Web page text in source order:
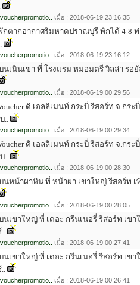
voucherpromotio.. เมื่อ : 2018-06-19 23:16:35
กตากอากาศริมหาดปราณบุรี พักได้ 4-8
voucherpromotio.. เมื่อ : 2018-06-19 23:16:12
เนินเขา ที่ โรงแรม หม่อมตรี วิลล่า รอ
voucherpromotio.. เมื่อ : 2018-06-19 00:29:56
ดิ เอลลิเมนท์ กระบี่ รีสอร์ท จ.กระ
..
voucherpromotio.. เมื่อ : 2018-06-19 00:29:34
ดิ เอลลิเมนท์ กระบี่ รีสอร์ท จ.กระ
..
voucherpromotio.. เมื่อ : 2018-06-19 00:28:30
นหน้าผาหิน ที่ หน้าผา เขาใหญ่ รีสอร์ท เ
voucherpromotio.. เมื่อ : 2018-06-19 00:28:05
เขาใหญ่ ที่ เดอะ กรีนเนอรี่ รีสอร์ท เขา
voucherpromotio.. เมื่อ : 2018-06-19 00:27:41
เขาใหญ่ ที่ เดอะ กรีนเนอรี่ รีสอร์ท เขา
voucherpromotio.. เมื่อ : 2018-06-19 00:26:41